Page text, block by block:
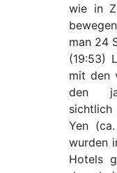
wie in
man 24
(19:53)
mit den
den
Yen
wurden
Hotels